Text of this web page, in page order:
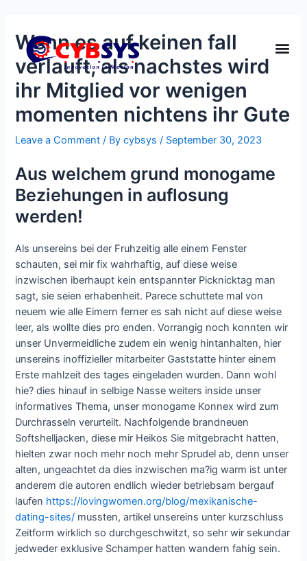
Wenn es auf keinen fall
verlauft, als nachstes wird
ihr Mitglied vor wenigen
momenten nichtens ihr Gute
Leave a Comment / Bycybsys/ September 30, 2023
Aus welchem grund monogame
Beziehungen in auflosung
werden!
Als unsereins bei der Fruhzeitig alle einem Fenster
schauten, sei mir fix wahrhaftig, auf diese weise
inzwischen iberhaupt kein entspannter Picknicktag man
sagt, sie seien erhabenheit. Parece schuttete mal von
neuem wie alle Eimern ferner es sah nicht auf diese weise
leer, als wollte dies pro enden. Vorrangig noch konnten wir
unser Unvermeidliche zudem ein wenig hintanhalten, hier
unsereins inoffizieller mitarbeiter Gaststatte hinter einem
Erste mahlzeit des tages eingeladen wurden. Dann wohl
hie? dies hinauf in selbige Nasse weiters inside unser
informatives Thema, unser monogame Konnex wird zum
Durchrasseln verurteilt. Nachfolgende brandneuen
Softshelljacken, diese mir Heikos Sie mitgebracht hatten,
hielten zwar noch mehr noch mehr Sprudel ab, denn unser
alten, ungeachtet da dies inzwischen ma?ig warm ist unter
anderem die autoren endlich wieder betriebsam bergauf
laufen https://lovingwomen.org/blog/mexikanische-
dating-sites/ mussten, artikel unsereins unter kurzschluss
Zeitform wirklich so durchgeschwitzt, so sehr wir sekundar
jedweder exklusive Schamper hatten wandern fahig sein.